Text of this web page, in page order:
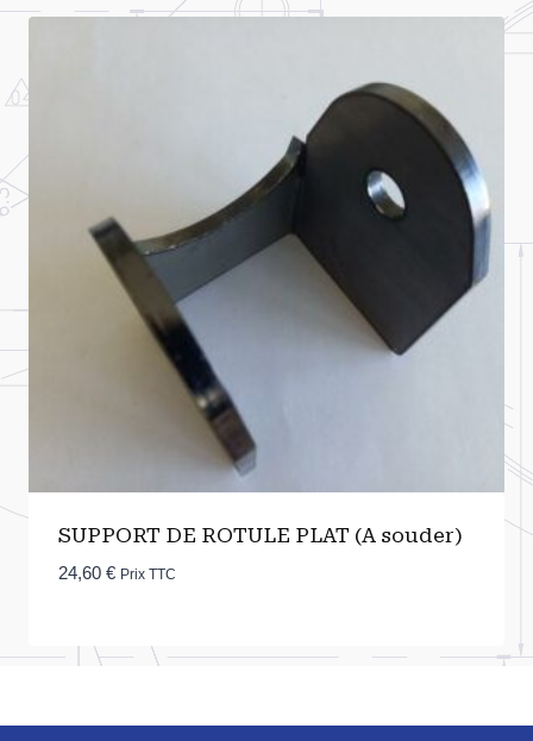
SUPPORT DE ROTULE PLAT (A souder)
24,60 € Prix TTC